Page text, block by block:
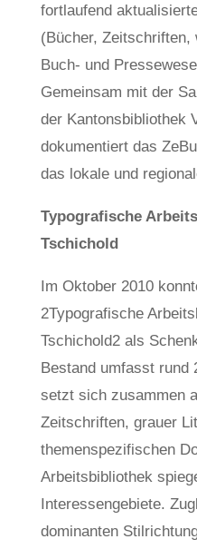
fortlaufend
(Bücher, Zeitschriften,
Buch- und
Gemeinsam mit der
der Kantonsbibliothek
dokumentiert das
das lokale und
Typografische
Tschichold
Im Oktober 2010
2Typografische
Tschichold2 als
Bestand umfasst rund
setzt sich zusammen
Zeitschriften, grauer
themenspezifischen
Arbeitsbibliothek
Interessengebiete.
dominanten